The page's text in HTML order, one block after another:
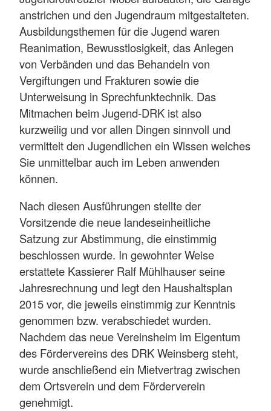
anstrichen und den Jugendraum mitgestalteten.
Ausbildungsthemen für die Jugend waren
Reanimation, Bewusstlosigkeit, das Anlegen
von Verbänden und das Behandeln von
Vergiftungen und Frakturen sowie die
Unterweisung in Sprechfunktechnik. Das
Mitmachen beim Jugend-DRK ist also
kurzweilig und vor allen Dingen sinnvoll und
vermittelt den Jugendlichen ein Wissen welches
Sie unmittelbar auch im Leben anwenden
können.
Nach diesen Ausführungen stellte der
Vorsitzende die neue landeseinheitliche
Satzung zur Abstimmung, die einstimmig
beschlossen wurde. In gewohnter Weise
erstattete Kassierer Ralf Mühlhauser seine
Jahresrechnung und legt den Haushaltsplan
2015 vor, die jeweils einstimmig zur Kenntnis
genommen bzw. verabschiedet wurden.
Nachdem das neue Vereinsheim im Eigentum
des Fördervereins des DRK Weinsberg steht,
wurde anschließend ein Mietvertrag zwischen
dem Ortsverein und dem Förderverein
genehmigt.